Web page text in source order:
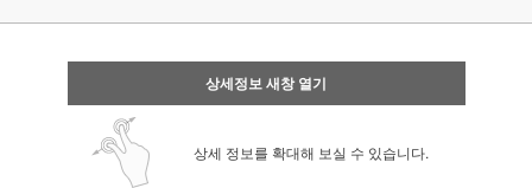
상세정보 새창 열기
상세 정보를 확대해 보실 수 있습니다.